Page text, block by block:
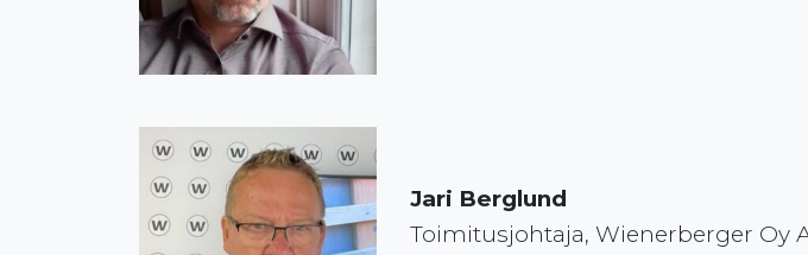
Jari Berglund
Toimitusjohtaja, Wienerberger Oy